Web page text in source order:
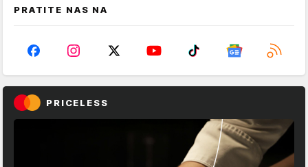
PRATITE NAS NA
PRICELESS